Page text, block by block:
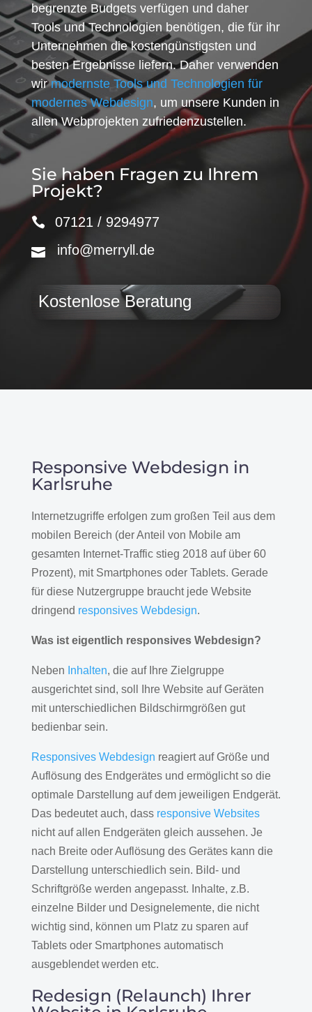
begrenzte Budgets verfügen und daher
Tools und Technologien benötigen, die für ihr
Unternehmen die kostengünstigsten und
besten Ergebnisse liefern. Daher verwenden
wirmodernste Tools und Technologien für
modernes Webdesign, um unsere Kunden in
allen Webprojekten zufriedenzustellen.
Sie haben Fragen zu Ihrem
Projekt?
07121 / 9294977
info@merryll.de
Kostenlose Beratung
Responsive Webdesign in
Karlsruhe
Internetzugriffe erfolgen zum großen Teil aus dem
mobilen Bereich (der Anteil von Mobile am
gesamten Internet-Traffic stieg 2018 auf über 60
Prozent), mit Smartphones oder Tablets. Gerade
für diese Nutzergruppe braucht jede Website
dringend responsives Webdesign.
Was ist eigentlich responsives Webdesign?
Neben Inhalten, die auf Ihre Zielgruppe
ausgerichtet sind, soll Ihre Website auf Geräten
mit unterschiedlichen Bildschirmgrößen gut
bedienbar sein.
Responsives Webdesign reagiert auf Größe und
Auflösung des Endgerätes und ermöglicht so die
optimale Darstellung auf dem jeweiligen Endgerät.
Das bedeutet auch, dass responsive Websites
nicht auf allen Endgeräten gleich aussehen. Je
nach Breite oder Auflösung des Gerätes kann die
Darstellung unterschiedlich sein. Bild- und
Schriftgröße werden angepasst. Inhalte, z.B.
einzelne Bilder und Designelemente, die nicht
wichtig sind, können um Platz zu sparen auf
Tablets oder Smartphones automatisch
ausgeblendet werden etc.
Redesign (Relaunch) Ihrer